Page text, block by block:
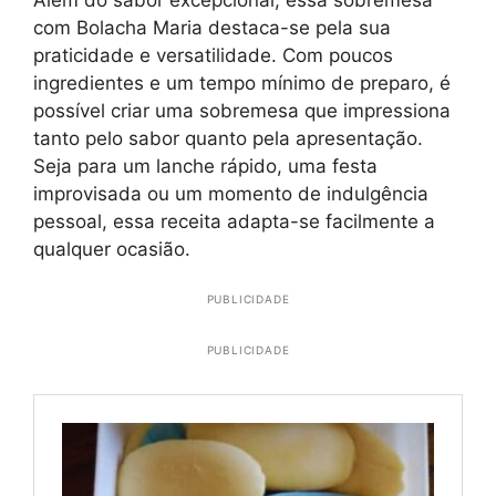
com Bolacha Maria destaca-se pela sua
praticidade e versatilidade. Com poucos
ingredientes e um tempo mínimo de preparo, é
possível criar uma sobremesa que impressiona
tanto pelo sabor quanto pela apresentação.
Seja para um lanche rápido, uma festa
improvisada ou um momento de indulgência
pessoal, essa receita adapta-se facilmente a
qualquer ocasião.
PUBLICIDADE
PUBLICIDADE